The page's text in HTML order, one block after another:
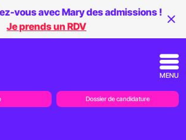
vous avec Mary des admissions !
Je prends un RDV
MENU
Dossier de candidature